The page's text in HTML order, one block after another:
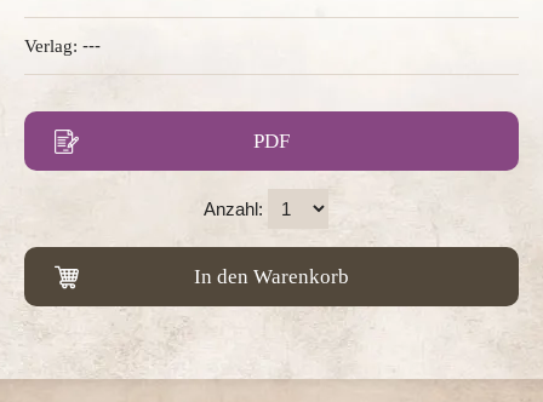
Verlag: ---
PDF
Anzahl:
In den Warenkorb